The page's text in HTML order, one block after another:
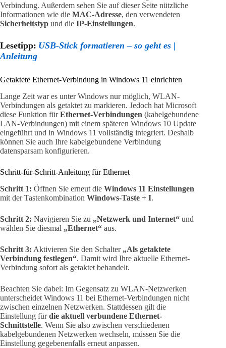
Verbindung. Außerdem sehen Sie auf dieser Seite nützliche
Informationen wie die MAC-Adresse, den verwendeten
Sicherheitstyp und die IP-Einstellungen.
Lesetipp: USB-Stick formatieren – so geht es |
Anleitung
Getaktete Ethernet-Verbindung in Windows 11 einrichten
Lange Zeit war es unter Windows nur möglich, WLAN-
Verbindungen als getaktet zu markieren. Jedoch hat Microsoft
diese Funktion fürEthernet-Verbindungen (kabelgebundene
LAN-Verbindungen) mit einem späteren Windows 10 Update
eingeführt und in Windows 11 vollständig integriert. Deshalb
können Sie auch Ihre kabelgebundene Verbindung
datensparsam konfigurieren.
Schritt-für-Schritt-Anleitung für Ethernet
Schritt 1: Öffnen Sie erneut die Windows 11 Einstellungen
mit der Tastenkombination Windows-Taste + I.
Schritt 2: Navigieren Sie zu „Netzwerk und Internet“ und
wählen Sie diesmal „Ethernet“ aus.
Schritt 3: Aktivieren Sie den Schalter „Als getaktete
Verbindung festlegen“. Damit wird Ihre aktuelle Ethernet-
Verbindung sofort als getaktet behandelt.
Beachten Sie dabei: Im Gegensatz zu WLAN-Netzwerken
unterscheidet Windows 11 bei Ethernet-Verbindungen nicht
zwischen einzelnen Netzwerken. Stattdessen gilt die
Einstellung fürdie aktuell verbundene Ethernet-
Schnittstelle. Wenn Sie also zwischen verschiedenen
kabelgebundenen Netzwerken wechseln, müssen Sie die
Einstellung gegebenenfalls erneut anpassen.